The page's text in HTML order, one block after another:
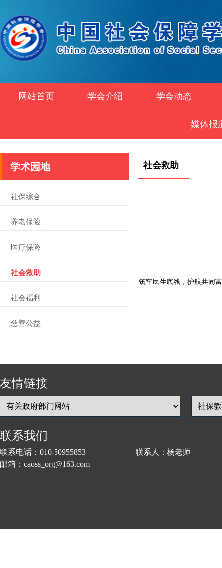
网站首页 学会介绍 学会动态
媒体报
学术园地
社保综合
养老保险
医疗保险
社会救助
社会福利
慈善公益
社会救助
筑牢民生底线，护航共同
友情链接
联系我们
联系电话：010-50955853 联系人：杨老师
邮箱：caoss_org@163.com